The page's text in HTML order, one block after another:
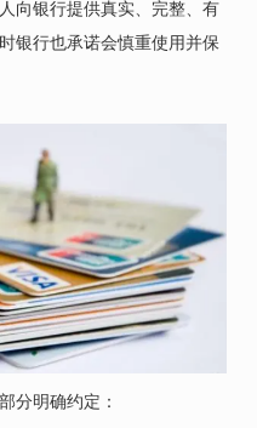
向银行提供真实、完整、有
银行也承诺会慎重使用并保
分明确约定：